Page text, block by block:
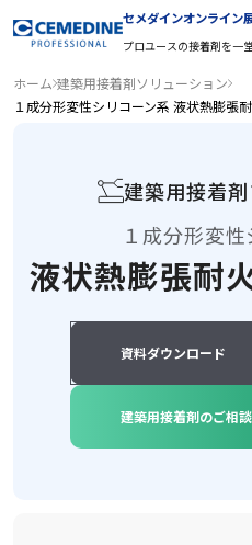
セメダインオンライン
プロユースの接着剤を一
ホーム 建築用接着剤ソリューション
１成分形変性シリコーン系 液状熱膨張耐
建築用接着
１成分形変
液状熱膨張耐
資料ダウンロード
建築用接着剤のご相談